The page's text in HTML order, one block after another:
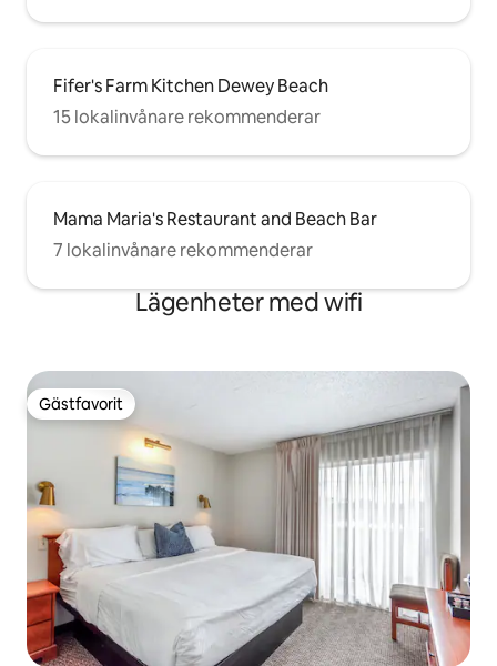
Fifer's Farm Kitchen Dewey Beach
15 lokalinvånare rekommenderar
Mama Maria's Restaurant and Beach Bar
7 lokalinvånare rekommenderar
Lägenheter med wifi
Gästfavorit
Gästfavorit